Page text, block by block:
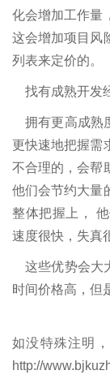
化会增加工作量
这会增加项目风
列表来定价的。
找有成熟开发
拥有更高成熟
更快速地把握需
不合理的，会帮
他们会节约大量
整体把握上，
速度很快，失真
这些优势会大
时间价格高，但
如没特殊注明
http://